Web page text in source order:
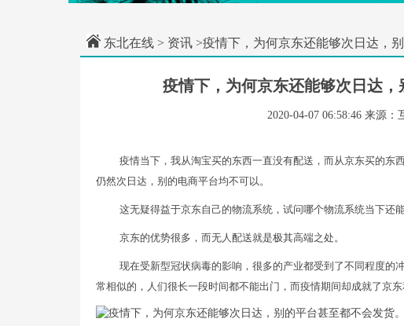
东北在线 > 资讯 >疫情下，为何京东还能够次日达，
疫情下，为何京东还能够次日达，
2020-04-07 06:58:46 来源：
疫情当下，我从淘宝买的东西一直没有配送，而从京东买的东
仍然次日达，别的电商平台均不可以。
这无疑得益于京东自己的物流系统，试问哪个物流系统当下还
京东的优势很多，而无人配送就是极其高端之处。
现在受新型冠状病毒的影响，很多的产业都受到了不同程度的
常相似的，人们很长一段时间都不能出门，而疫情期间却成就了京